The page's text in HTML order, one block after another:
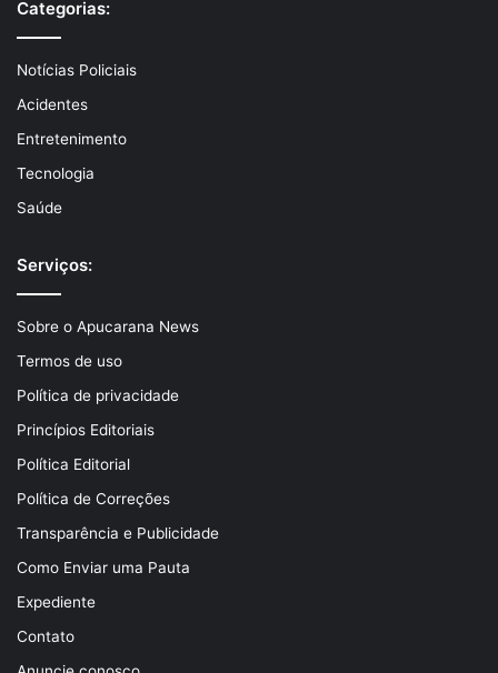
Categorias:
Notícias Policiais
Acidentes
Entretenimento
Tecnologia
Saúde
Serviços:
Sobre o Apucarana News
Termos de uso
Política de privacidade
Princípios Editoriais
Política Editorial
Política de Correções
Transparência e Publicidade
Como Enviar uma Pauta
Expediente
Contato